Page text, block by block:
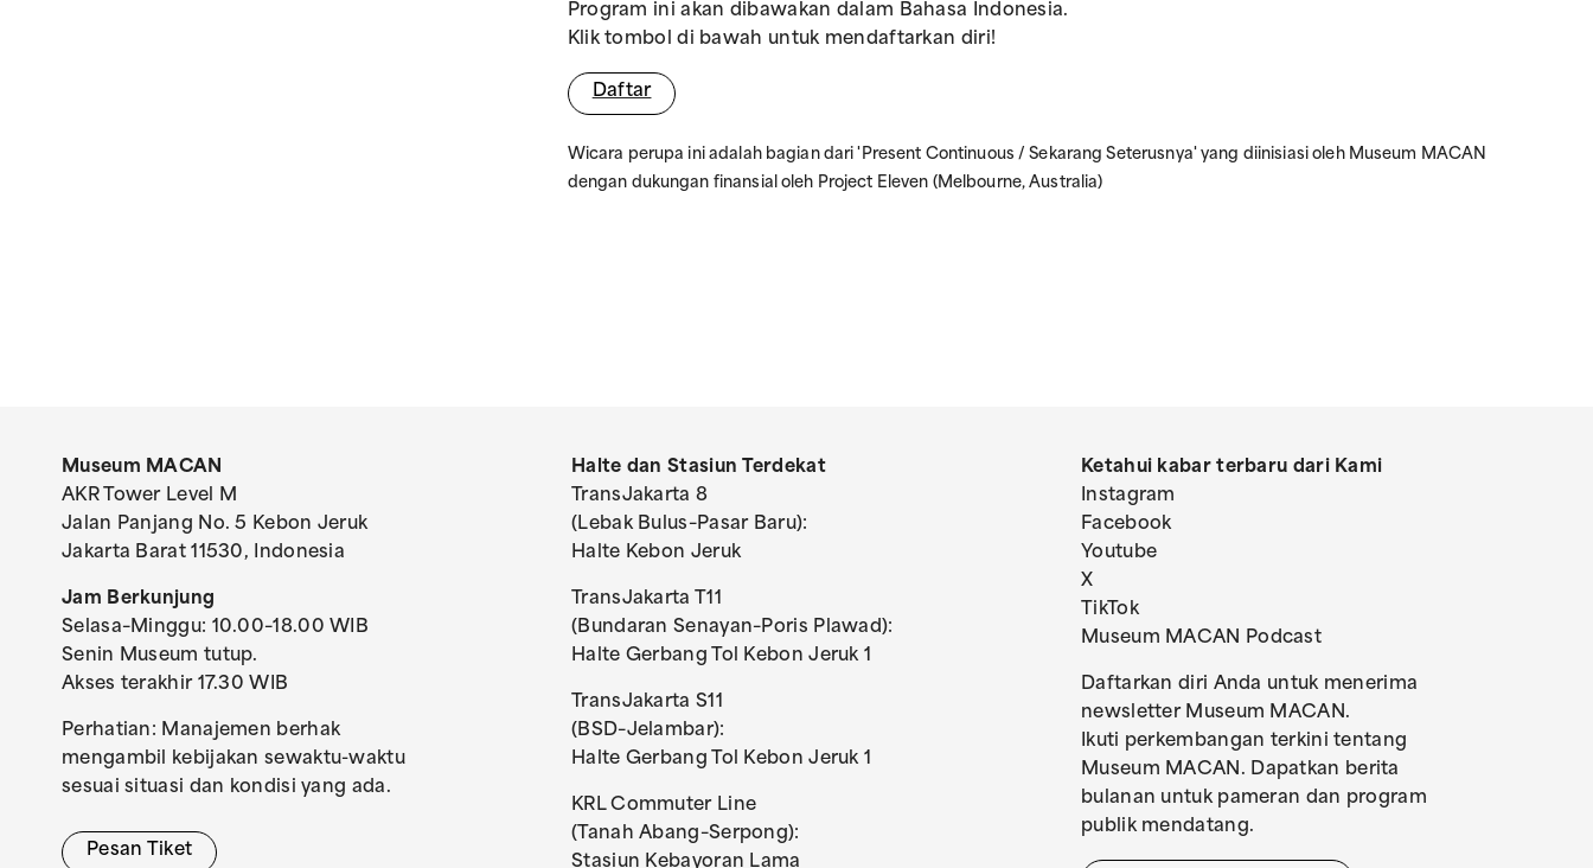
Program ini akan dibawakan dalam Bahasa Indonesia.
Klik tombol di bawah untuk mendaftarkan diri!
Daftar
Wicara perupa ini adalah bagian dari 'Present Continuous / Sekarang Seterusnya' yang diinisiasi oleh Museum MACAN
dengan dukungan finansial oleh Project Eleven (Melbourne, Australia)
Museum MACAN
AKR Tower Level M
Jalan Panjang No. 5 Kebon Jeruk
Jakarta Barat 11530, Indonesia
Jam Berkunjung
Selasa–Minggu: 10.00–18.00 WIB
Senin Museum tutup.
Akses terakhir 17.30 WIB
Perhatian: Manajemen berhak
mengambil kebijakan sewaktu-waktu
sesuai situasi dan kondisi yang ada.
Pesan Tiket
Halte dan Stasiun Terdekat
TransJakarta 8
(Lebak Bulus–Pasar Baru):
Halte Kebon Jeruk
TransJakarta T11
(Bundaran Senayan–Poris Plawad):
Halte Gerbang Tol Kebon Jeruk 1
TransJakarta S11
(BSD–Jelambar):
Halte Gerbang Tol Kebon Jeruk 1
KRL Commuter Line
(Tanah Abang–Serpong):
Stasiun Kebayoran Lama
Ketahui kabar terbaru dari Kami
Instagram
Facebook
Youtube
X
TikTok
Museum MACAN Podcast
Daftarkan diri Anda untuk menerima
newsletter Museum MACAN.
Ikuti perkembangan terkini tentang
Museum MACAN. Dapatkan berita
bulanan untuk pameran dan program
publik mendatang.